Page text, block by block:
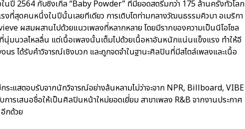
ในปี 2564 กับซิงเกิ้ล “Baby Powder” ที่มียอดสตรีมกว่า 175 ล้านครั้งทั่วโลก
งที่สุดคนหนึ่งในปีนั้นเลยทีเดียว การเติบโตท่ามกลางวัฒนธรรมคิวบา อเมริกา
ผสมผสานไปด้วยแนวเพลงที่หลากหลาย โดยมีรากของความเป็นนีโอโซล
นุ่มนวลไหลลื่น แต่เนื้อเพลงนั้นเต็มไปด้วยเนื้อหาอันหนักแน่นแข็งแรง ทำให้อี
ได้รับคำวิจารณ์เชิงบวก และถูกจดจำในฐานะศิลปินที่มีสไตล์เพลงและเนื้อ
ระแสตอบรับจากนักวิจารณ์อย่างล้นหลามไม่ว่าจะจาก NPR, Billboard, VIBE
การเสนอชื่อให้เป็นศิลปินหน้าใหม่ยอดเยี่ยม สาขาเพลง R&B จากงานประกาศ
กด้วย